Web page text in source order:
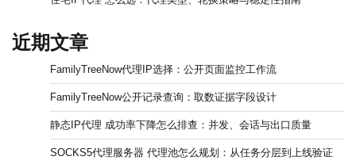
近期文章
FamilyTreeNow代理IP选择：公开页面监控工作流
FamilyTreeNow公开记录查询：取数证据字段设计
静态IP代理 成功率下降怎么排查：并发、会话与出口质量
SOCKS5代理服务器 代理池怎么规划：从任务分层到上线验证